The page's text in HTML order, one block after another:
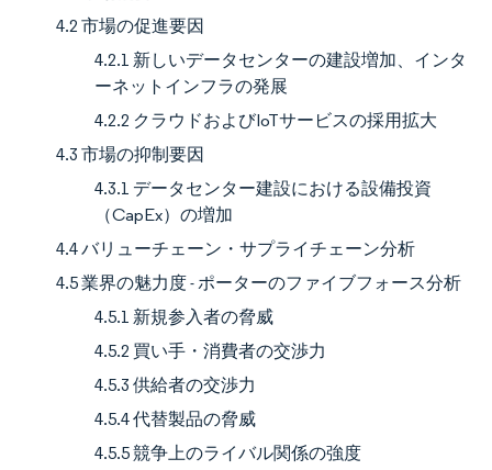
4.2 市場の促進要因
4.2.1 新しいデータセンターの建設増加、インタ
ーネットインフラの発展
4.2.2 クラウドおよびIoTサービスの採用拡大
4.3 市場の抑制要因
4.3.1 データセンター建設における設備投資
（CapEx）の増加
4.4 バリューチェーン・サプライチェーン分析
4.5 業界の魅力度 - ポーターのファイブフォース分析
4.5.1 新規参入者の脅威
4.5.2 買い手・消費者の交渉力
4.5.3 供給者の交渉力
4.5.4 代替製品の脅威
4.5.5 競争上のライバル関係の強度